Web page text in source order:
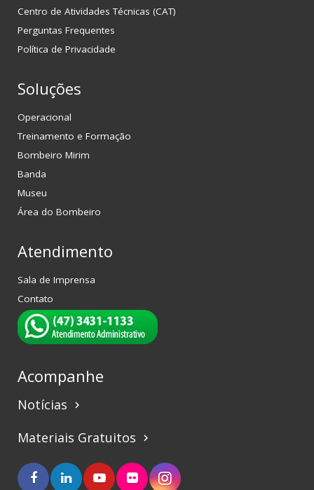
Centro de Atividades Técnicas (CAT)
Perguntas Frequentes
Política de Privacidade
Soluções
Operacional
Treinamento e Formação
Bombeiro Mirim
Banda
Museu
Área do Bombeiro
Atendimento
Sala de Imprensa
Contato
Acompanhe
Notícias keyboard_arrow_right
Materiais Gratuitos keyboard_arrow_right